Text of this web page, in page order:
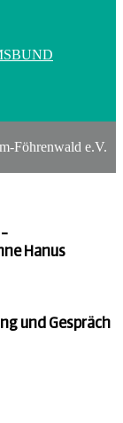
Föhrenwald e.V.
Hanus
und Gespräch